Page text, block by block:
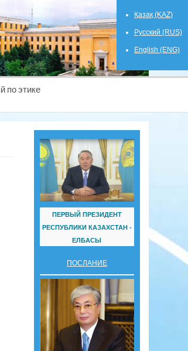
Қазақ (KAZ)
Русский (RUS)
English (ENG)
по этике
ПЕРВЫЙ ПРЕЗИДЕНТ
РЕСПУБЛИКИ КАЗАХСТАН -
ЕЛБАСЫ
ПОСЛАНИЕ